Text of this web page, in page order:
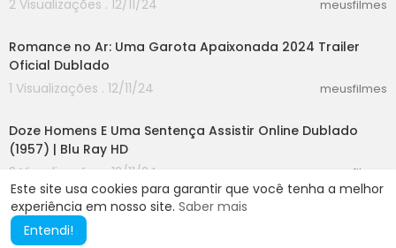
Este site usa cookies para garantir que você tenha a melhor
experiência em nosso site. Saber mais
Entendi!
2 Visualizações . 12/11/24
meusfilmes
Romance no Ar: Uma Garota Apaixonada 2024 Trailer
Oficial Dublado
1 Visualizações . 12/11/24
meusfilmes
Doze Homens E Uma Sentença Assistir Online Dublado
(1957) | Blu Ray HD
2 Visualizações . 12/11/24
meusfilmes